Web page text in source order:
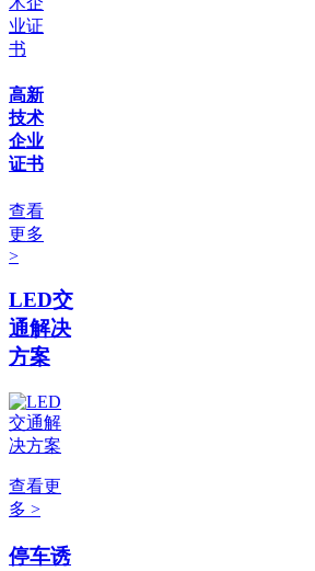
高新
技术
企业
证书
查看
更多
>
LED交
通解决
方案
查看更
多 >
停车诱